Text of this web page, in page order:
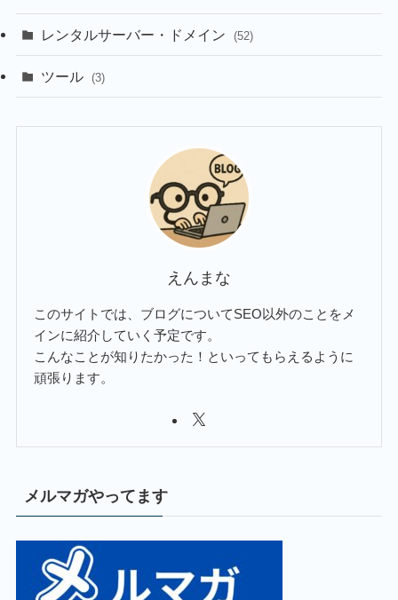
レンタルサーバー・ドメイン (52)
ツール (3)
えんまな
このサイトでは、ブログについてSEO以外のことをメ
インに紹介していく予定です。
こんなことが知りたかった！といってもらえるように
頑張ります。
メルマガやってます